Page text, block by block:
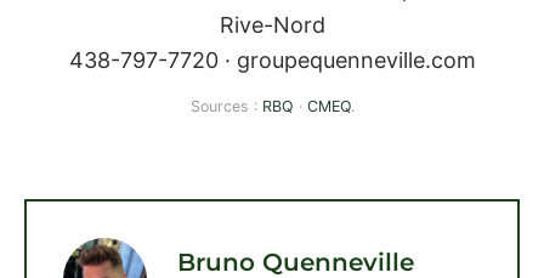
Rive-Nord
438-797-7720 · groupequenneville.com
Sources : RBQ · CMEQ.
Bruno Quenneville